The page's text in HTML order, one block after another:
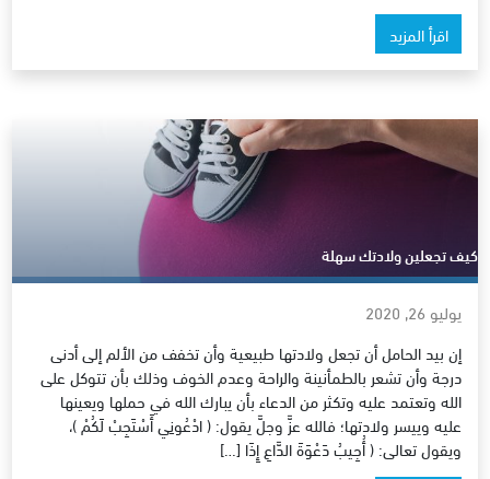
اقرأ المزيد
كيف تجعلين ولادتك سهلة
يوليو 26, 2020
إن بيد الحامل أن تجعل ولادتها طبيعية وأن تخفف من الألم إلى أدنى
درجة وأن تشعر بالطمأنينة والراحة وعدم الخوف وذلك بأن تتوكل على
الله وتعتمد عليه وتكثر من الدعاء بأن يبارك الله في حملها ويعينها
عليه وييسر ولادتها؛ فالله عزَّ وجلَّ يقول: ( ادْعُونِي أَسْتَجِبْ لَكُمْ )،
ويقول تعالى: ( أُجِيبُ دَعْوَةَ الدَّاعِ إِذَا […]